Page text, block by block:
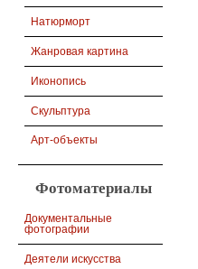
Натюрморт
Жанровая картина
Иконопись
Скульптура
Арт-объекты
Фотоматериалы
Документальные
фотографии
Деятели искусства